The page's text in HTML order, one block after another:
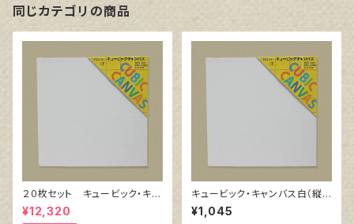
同じカテゴリの商品
２０枚セット キュービック・キャ
ンバス白（縦200㎜×横200㎜×
厚38㎜）
¥12,320
キュービック・キャンバス白（縦3
00㎜×横300㎜×厚38㎜）
¥1,045